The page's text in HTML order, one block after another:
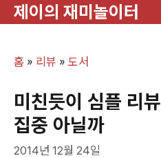
제이의 재미놀이터
홈 » 리뷰 » 도서
미친듯이 심플 리
집중 아닐까
2014년 12월 24일